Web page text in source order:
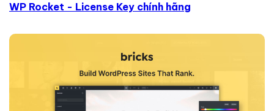
WP Rocket - License Key chính hãng